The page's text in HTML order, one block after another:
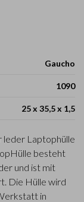
Gaucho
1090
25 x 35,5 x 1,5
leder Laptophülle
besteht
und ist mit
Die Hülle wird
in